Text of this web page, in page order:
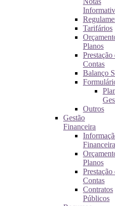
Tarifários
Planos
Prestação
Contas
Balanço
Outros
Gestão
Financeira
Financeira
Planos
Prestação
Contas
Contratos
Públicos